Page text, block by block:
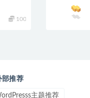
100
部推荐
主题推荐